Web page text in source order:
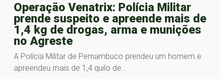
Operação Venatrix: Polícia Militar
prende suspeito e apreende mais de
1,4 kg de drogas, arma e munições
no Agreste
A Polícia Militar de Pernambuco prendeu um homem e
apreendeu mais de 1,4 quilo de…